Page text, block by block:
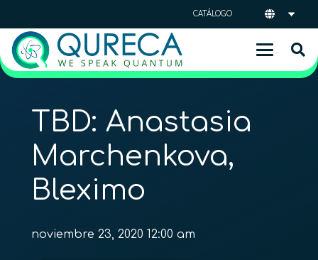
CATÁLOGO
TBD: Anastasia
Marchenkova,
Bleximo
noviembre 23, 2020 12:00 am